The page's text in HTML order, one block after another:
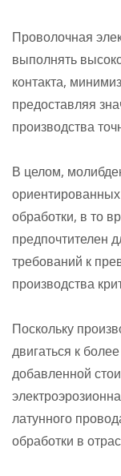
Проволочная
выполнять
контакта,
предоставляя
производства
В целом,
обработки, в то
предпочтителен
требований к
производства
Поскольку
двигаться к
добавленной
латунного
обработки в